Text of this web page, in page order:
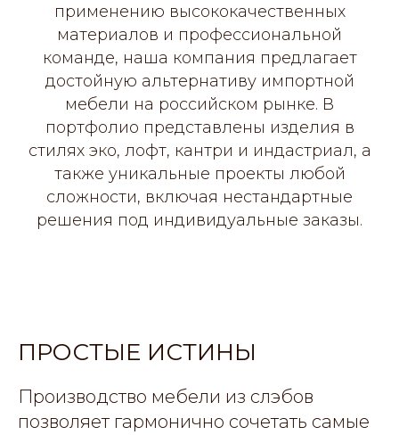
применению высококачественных
материалов и профессиональной
команде, наша компания предлагает
достойную альтернативу импортной
мебели на российском рынке. В
портфолио представлены изделия в
стилях эко, лофт, кантри и индастриал, а
также уникальные проекты любой
сложности, включая нестандартные
решения под индивидуальные заказы.
ПРОСТЫЕ ИСТИНЫ
Производство мебели из слэбов
позволяет гармонично сочетать самые